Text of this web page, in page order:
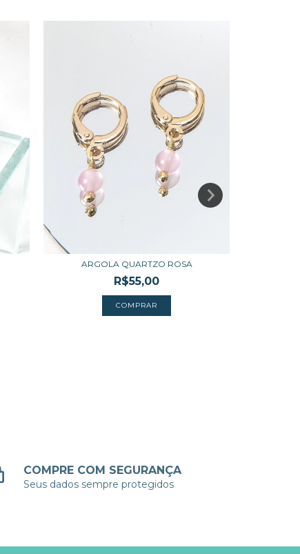
ARGOLA QUARTZO ROSA
R$55,00
COMPRE COM SEGURANÇA
Seus dados sempre protegidos